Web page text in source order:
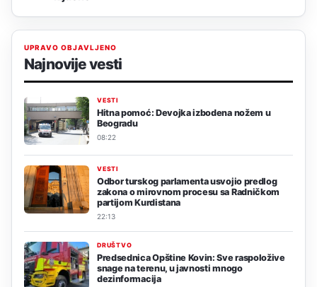
UPRAVO OBJAVLJENO
Najnovije vesti
VESTI
Hitna pomoć: Devojka izbodena nožem u
Beogradu
08:22
VESTI
Odbor turskog parlamenta usvojio predlog
zakona o mirovnom procesu sa Radničkom
partijom Kurdistana
22:13
DRUŠTVO
Predsednica Opštine Kovin: Sve raspoložive
snage na terenu, u javnosti mnogo
dezinformacija